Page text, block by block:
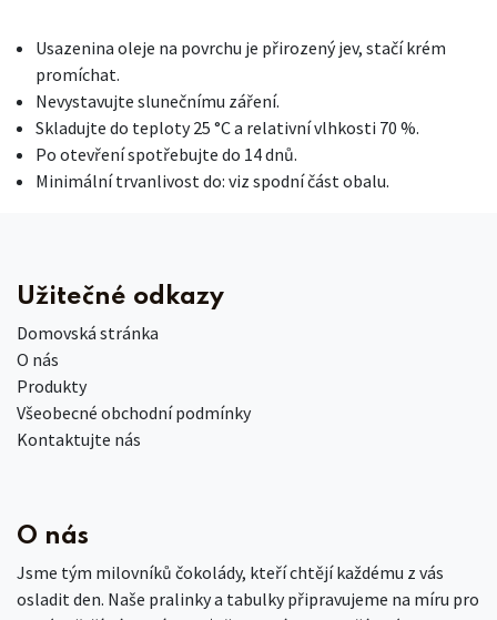
Usazenina oleje na povrchu je přirozený jev, stačí krém
promíchat.
Nevystavujte slunečnímu záření.
Skladujte do teploty 25 °C a relativní vlhkosti 70 %.
Po otevření spotřebujte do 14 dnů.
Minimální trvanlivost do: viz spodní část obalu.
Užitečné odkazy
Domovská stránka
O nás
Produkty
Všeobecné obchodní podmínky
Kontaktujte nás
O nás
Jsme tým milovníků čokolády, kteří chtějí každému z vás
osladit den. Naše pralinky a tabulky připravujeme na míru pro